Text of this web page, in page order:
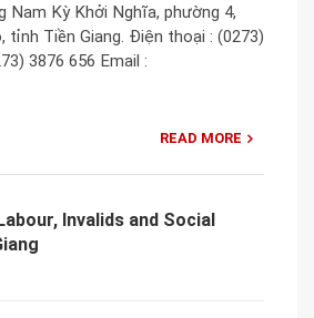
Nam Kỳ Khởi Nghĩa, phường 4,
tỉnh Tiền Giang. Điện thoại : (0273)
3876 656 Email :
READ MORE
Invalids and Social